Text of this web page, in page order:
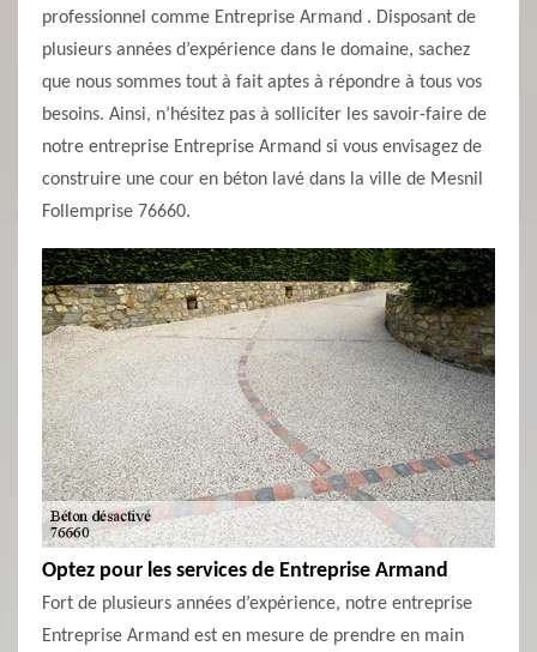
professionnel comme Entreprise Armand . Disposant de
plusieurs années d’expérience dans le domaine, sachez
que nous sommes tout à fait aptes à répondre à tous vos
besoins. Ainsi, n’hésitez pas à solliciter les savoir-faire de
notre entreprise Entreprise Armand si vous envisagez de
construire une cour en béton lavé dans la ville de Mesnil
Follemprise 76660.
Optez pour les services de Entreprise Armand
Fort de plusieurs années d’expérience, notre entreprise
Entreprise Armand est en mesure de prendre en main